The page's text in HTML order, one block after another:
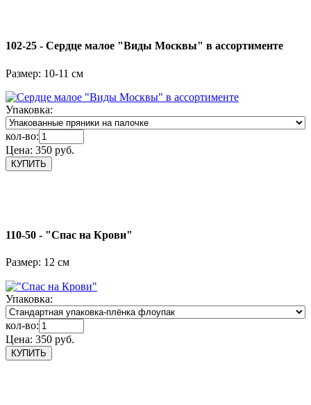
102-25 - Сердце малое "Виды Москвы" в ассортименте
Размер: 10-11 см
Упаковка:
кол-во:
Цена: 350 руб.
110-50 - "Спас на Крови"
Размер: 12 см
Упаковка:
кол-во:
Цена: 350 руб.